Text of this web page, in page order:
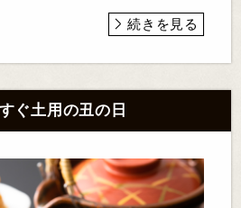
続きを見る
すぐ土用の丑の日